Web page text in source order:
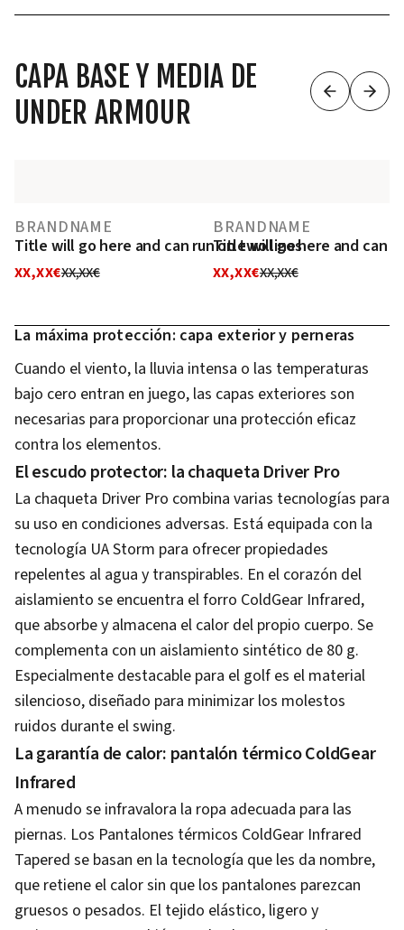
CAPA BASE Y MEDIA DE
UNDER ARMOUR
BRANDNAME
Title will go here and can run on two lines
XX,XX€XX,XX€
BRANDNAME
Title will go here and can
XX,XX€XX,XX€
La máxima protección: capa exterior y perneras
Cuando el viento, la lluvia intensa o las temperaturas
bajo cero entran en juego, las capas exteriores son
necesarias para proporcionar una protección eficaz
contra los elementos.
El escudo protector: la chaqueta Driver Pro
La chaqueta Driver Pro combina varias tecnologías para
su uso en condiciones adversas. Está equipada con la
tecnología UA Storm para ofrecer propiedades
repelentes al agua y transpirables. En el corazón del
aislamiento se encuentra el forro ColdGear Infrared,
que absorbe y almacena el calor del propio cuerpo. Se
complementa con un aislamiento sintético de 80 g.
Especialmente destacable para el golf es el material
silencioso, diseñado para minimizar los molestos
ruidos durante el swing.
La garantía de calor: pantalón térmico ColdGear
Infrared
A menudo se infravalora la ropa adecuada para las
piernas. Los Pantalones térmicos ColdGear Infrared
Tapered se basan en la tecnología que les da nombre,
que retiene el calor sin que los pantalones parezcan
gruesos o pesados. El tejido elástico, ligero y